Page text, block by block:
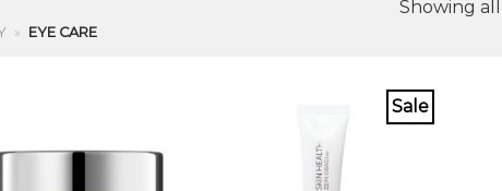
» EYE CARE
Showing
Sale